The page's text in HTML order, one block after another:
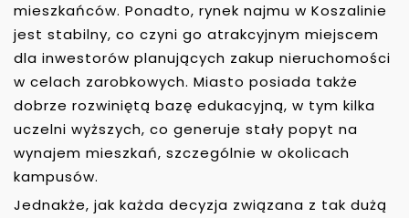
mieszkańców. Ponadto, rynek najmu w Koszalinie
jest stabilny, co czyni go atrakcyjnym miejscem
dla inwestorów planujących zakup nieruchomości
w celach zarobkowych. Miasto posiada także
dobrze rozwiniętą bazę edukacyjną, w tym kilka
uczelni wyższych, co generuje stały popyt na
wynajem mieszkań, szczególnie w okolicach
kampusów.
Jednakże, jak każda decyzja związana z tak dużą